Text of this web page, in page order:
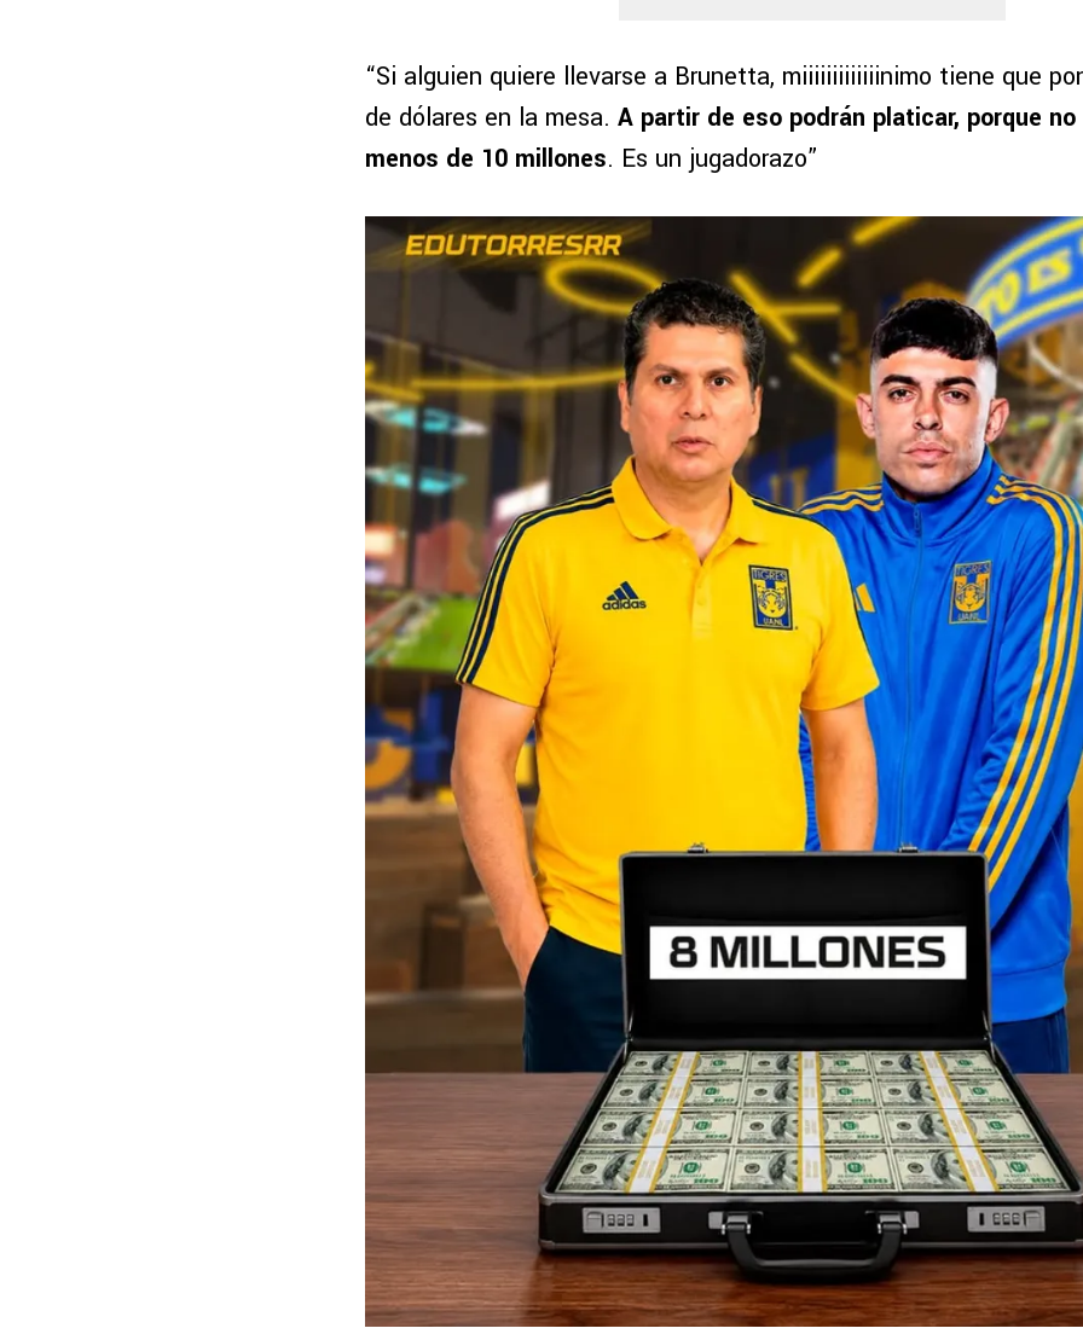
“Si alguien quiere llevarse a Brunetta, miiiiiiiiiiiiinimo tiene que
de dólares en la mesa. A partir de eso podrán platicar, porque
menos de 10 millones. Es un jugadorazo”